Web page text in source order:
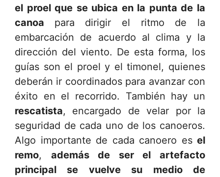
el proel que se ubica en la punta de la
canoa para dirigir el ritmo de la
embarcación de acuerdo al clima y la
dirección del viento. De esta forma, los
guías son el proel y el timonel, quienes
deberán ir coordinados para avanzar con
éxito en el recorrido. También hay un
rescatista, encargado de velar por la
seguridad de cada uno de los canoeros.
Algo importante de cada canoero es el
remo, además de ser el artefacto
principal se vuelve su medio de